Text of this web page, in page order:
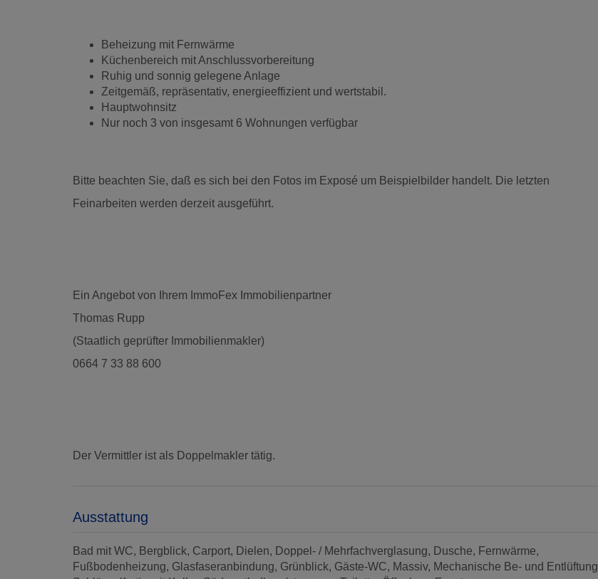
Beheizung mit Fernwärme
Küchenbereich mit Anschlussvorbereitung
Ruhig und sonnig gelegene Anlage
Zeitgemäß, repräsentativ, energieeffizient und wertstabil.
Hauptwohnsitz
Nur noch 3 von insgesamt 6 Wohnungen verfügbar
Bitte beachten Sie, daß es sich bei den Fotos im Exposé um Beispielbilder handelt. Die letzten
Feinarbeiten werden derzeit ausgeführt.
Ein Angebot von Ihrem ImmoFex Immobilienpartner
Thomas Rupp
(Staatlich geprüfter Immobilienmakler)
0664 7 33 88 600
Der Vermittler ist als Doppelmakler tätig.
Ausstattung
Bad mit WC Bergblick Carport Dielen Doppel- / Mehrfachverglasung Dusche
Fernwärme
Fußbodenheizung Glasfaseranbindung Grünblick Gäste-WC Massiv Mechanische Be- und Entlüftung